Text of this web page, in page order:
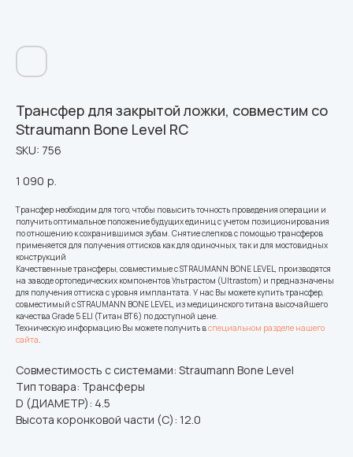
Трансфер для закрытой ложки, совместим со
Straumann Bone Level RC
SKU: 756
1 090 р.
Трансфер необходим для того, чтобы повысить точность проведения операции и
получить оптимальное положение будущих единиц с учетом позиционирования
по отношению к сохранившимся зубам. Снятие слепков с помощью трансферов
применяется для получения оттисков как для одиночных, так и для мостовидных
конструкций
Качественные трансферы, совместимые с STRAUMANN BONE LEVEL, производятся
на заводе ортопедических компонентов Ультрастом (Ultrastom) и предназначены
для получения оттиска с уровня имплантата. У нас Вы можете купить трансфер,
совместимый с STRAUMANN BONE LEVEL, из медицинского титана высочайшего
качества Grade 5 ELI (Титан ВТ6) по доступной цене.
Техническую информацию Вы можете получить вспециальном разделе нашего
сайта.
Совместимость с системами: Straumann Bone Level
Тип товара: Трансферы
D (ДИАМЕТР): 4.5
Высота коронковой части (C): 12.0